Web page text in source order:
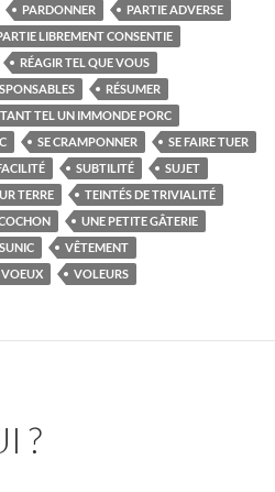
PARDONNER
PARTIE ADVERSE
LIBREMENT CONSENTIE
RÉAGIR TEL QUE VOUS
RÉSUMER
TEL UN IMMONDE PORC
SE CRAMPONNER
SE FAIRE TUER
SUBTILITÉ
SUJET
TERRE
TEINTÉS DE TRIVIALITÉ
UNE PETITE GÂTERIE
VÊTEMENT
VOEUX VOLEURS
?